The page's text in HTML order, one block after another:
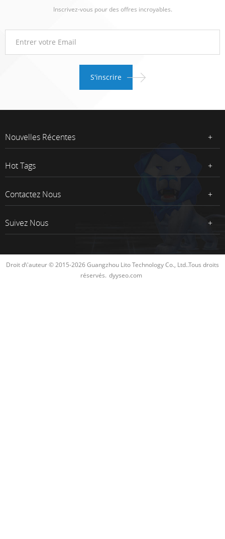
Inscrivez-vous pour des offres incroyables.
Nouvelles Récentes
Hot Tags
Contactez Nous
Suivez Nous
Droit d\'auteur © 2015-2026 Guangzhou Lito Technology Co., Ltd..Tous droits
réservés. dyyseo.com